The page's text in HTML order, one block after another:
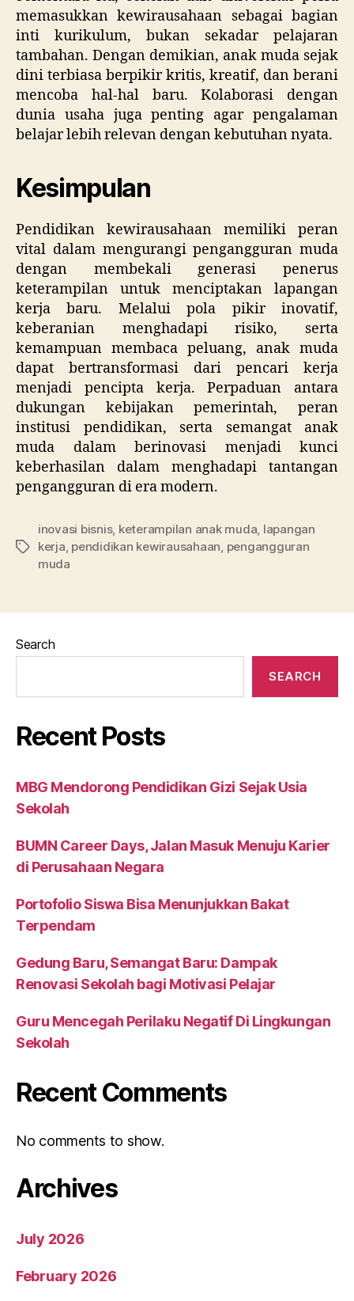
memasukkan kewirausahaan sebagai bagian
inti kurikulum, bukan sekadar pelajaran
tambahan. Dengan demikian, anak muda sejak
dini terbiasa berpikir kritis, kreatif, dan berani
mencoba hal-hal baru. Kolaborasi dengan
dunia usaha juga penting agar pengalaman
belajar lebih relevan dengan kebutuhan nyata.
Kesimpulan
Pendidikan kewirausahaan memiliki peran
vital dalam mengurangi pengangguran muda
dengan membekali generasi penerus
keterampilan untuk menciptakan lapangan
kerja baru. Melalui pola pikir inovatif,
keberanian menghadapi risiko, serta
kemampuan membaca peluang, anak muda
dapat bertransformasi dari pencari kerja
menjadi pencipta kerja. Perpaduan antara
dukungan kebijakan pemerintah, peran
institusi pendidikan, serta semangat anak
muda dalam berinovasi menjadi kunci
keberhasilan dalam menghadapi tantangan
pengangguran di era modern.
Tags
inovasi bisnis, keterampilan anak muda lapangan
kerja pendidikan kewirausahaan pengangguran
muda
Search
SEARCH
Recent Posts
MBG Mendorong Pendidikan Gizi Sejak Usia
Sekolah
BUMN Career Days, Jalan Masuk Menuju Karier
di Perusahaan Negara
Portofolio Siswa Bisa Menunjukkan Bakat
Terpendam
Gedung Baru, Semangat Baru: Dampak
Renovasi Sekolah bagi Motivasi Pelajar
Guru Mencegah Perilaku Negatif Di Lingkungan
Sekolah
Recent Comments
No comments to show.
Archives
July 2026
February 2026